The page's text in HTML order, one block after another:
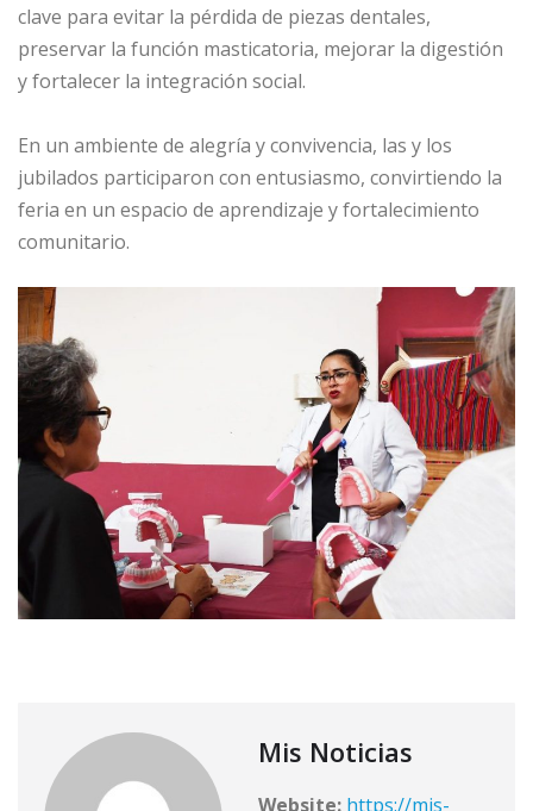
clave para evitar la pérdida de piezas dentales,
preservar la función masticatoria, mejorar la digestión
y fortalecer la integración social.
En un ambiente de alegría y convivencia, las y los
jubilados participaron con entusiasmo, convirtiendo la
feria en un espacio de aprendizaje y fortalecimiento
comunitario.
Mis Noticias
Website: https://mis-